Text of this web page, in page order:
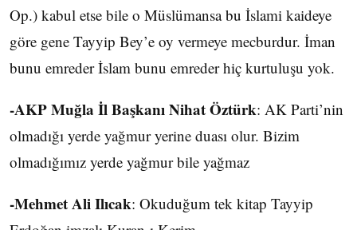
Op.) kabul etse bile o Müslümansa bu İslami kaideye
göre gene Tayyip Bey’e oy vermeye mecburdur. İman
bunu emreder İslam bunu emreder hiç kurtuluşu yok.
-AKP Muğla İl Başkanı Nihat Öztürk: AK Parti’nin
olmadığı yerde yağmur yerine duası olur. Bizim
olmadığımız yerde yağmur bile yağmaz
-Mehmet Ali Ilıcak: Okuduğum tek kitap Tayyip